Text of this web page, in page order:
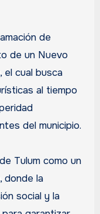
de
de un Nuevo
el cual busca
al tiempo
del municipio.
Tulum como un
donde la
social y la